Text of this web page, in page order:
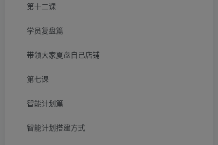
第十二课
学员复盘篇
带领大家夏盘自己店铺
第七课
智能计划篇
智能计划搭建方式